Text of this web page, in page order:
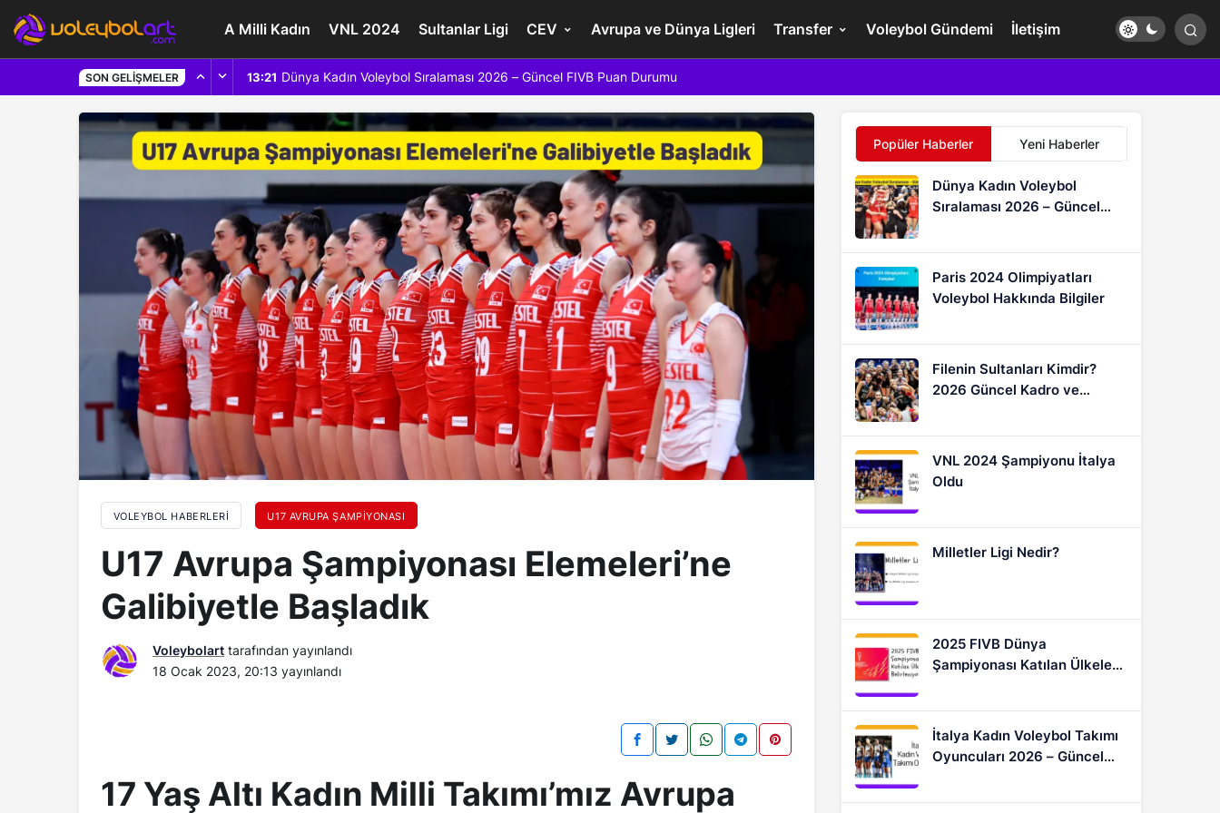
A Milli Kadın VNL 2024 Sultanlar Ligi CEV Avrupa ve Dünya Ligleri Transfer Voleybol Gündemi İletişim
SON GELIŞMELER 13:21 Dünya Kadın Voleybol Sıralaması 2026 – Güncel FIVB Puan Durumu
VOLEYBOL HABERLERI U17 AVRUPA ŞAMPIYONASI
U17 Avrupa Şampiyonası Elemeleri’ne
Galibiyetle Başladık
Voleybolart tarafından yayınlandı
18 Ocak 2023, 20:13 yayınlandı
17 Yaş Altı Kadın Milli Takımı’mız Avrupa
Popüler Haberler Yeni Haberler
Dünya Kadın Voleybol
Sıralaması 2026 – Güncel
Paris 2024 Olimpiyatları
Voleybol Hakkında Bilgiler
Filenin Sultanları Kimdir?
2026 Güncel Kadro ve
VNL 2024 Şampiyonu İtalya
Oldu
Milletler Ligi Nedir?
2025 FIVB Dünya
Şampiyonası Katılan Ülkeler
İtalya Kadın Voleybol Takımı
Oyuncuları 2026 – Güncel